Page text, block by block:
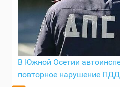
В Южной Осетии
повторное нарушение